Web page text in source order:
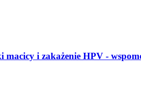
macicy i zakażenie HPV -